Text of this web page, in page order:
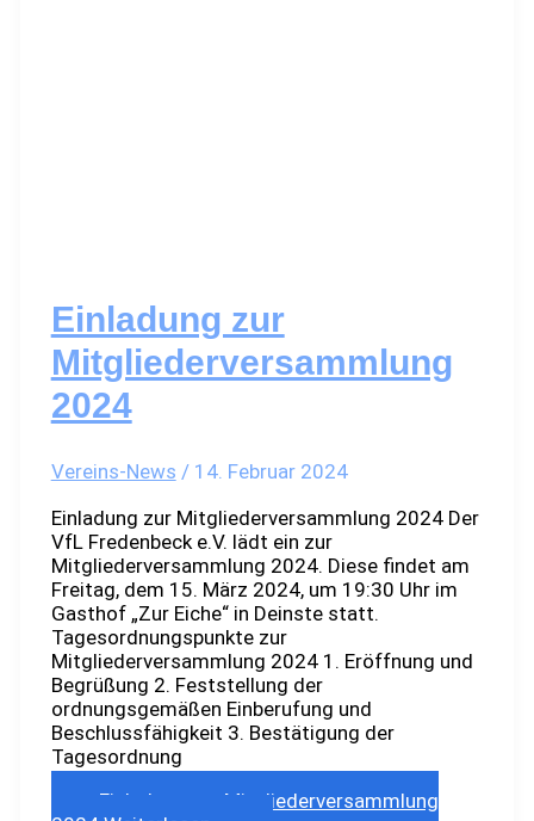
Einladung zur
Mitgliederversammlung
2024
Vereins-News / 14. Februar 2024
Einladung zur Mitgliederversammlung 2024 Der
VfL Fredenbeck e.V. lädt ein zur
Mitgliederversammlung 2024. Diese findet am
Freitag, dem 15. März 2024, um 19:30 Uhr im
Gasthof „Zur Eiche“ in Deinste statt.
Tagesordnungspunkte zur
Mitgliederversammlung 2024 1. Eröffnung und
Begrüßung 2. Feststellung der
ordnungsgemäßen Einberufung und
Beschlussfähigkeit 3. Bestätigung der
Tagesordnung
Einladung zur Mitgliederversammlung